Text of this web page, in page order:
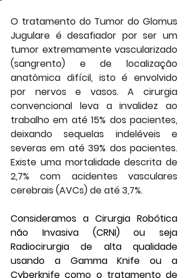
O tratamento do Tumor do Glomus
Jugulare é desafiador por ser um
tumor extremamente vascularizado
(sangrento) e de localização
anatômica difícil, isto é envolvido
por nervos e vasos. A cirurgia
convencional leva a invalidez ao
trabalho em até 15% dos pacientes,
deixando sequelas indeléveis e
severas em até 39% dos pacientes.
Existe uma mortalidade descrita de
2,7% com acidentes vasculares
cerebrais (AVCs) de até 3,7%.
Consideramos a Cirurgia Robótica
não Invasiva (CRNI) ou seja
Radiocirurgia de alta qualidade
usando a Gamma Knife ou a
Cyberknife como o tratamento de